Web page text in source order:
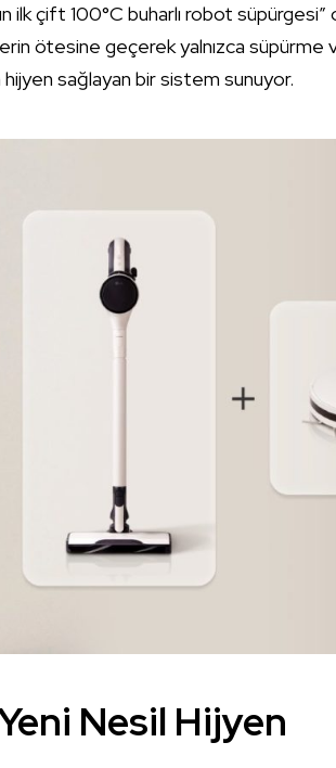
ilk çift 100°C buharlı robot süpürgesi”
ötesine geçerek yalnızca süpürme
hijyen sağlayan bir sistem sunuyor.
Nesil Hijyen